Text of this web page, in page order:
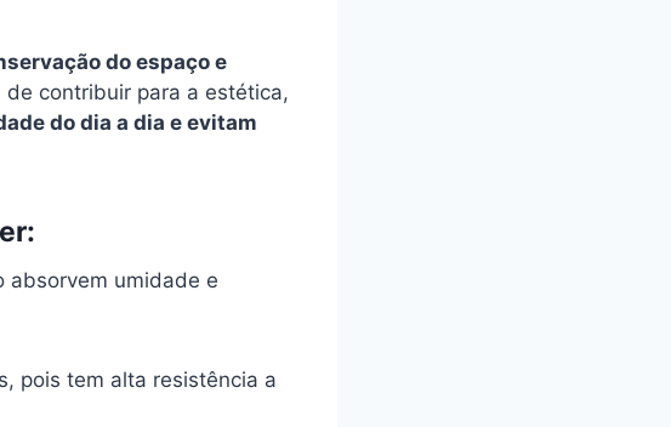
do espaço e
de contribuir para a estética,
do dia a dia e evitam
absorvem umidade e
pois tem alta resistência a